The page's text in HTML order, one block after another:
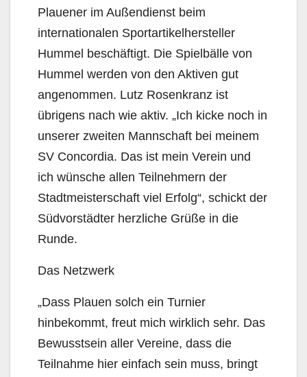
Plauener im Außendienst beim
internationalen Sportartikelhersteller
Hummel beschäftigt. Die Spielbälle von
Hummel werden von den Aktiven gut
angenommen. Lutz Rosenkranz ist
übrigens nach wie aktiv. „Ich kicke noch in
unserer zweiten Mannschaft bei meinem
SV Concordia. Das ist mein Verein und
ich wünsche allen Teilnehmern der
Stadtmeisterschaft viel Erfolg“, schickt der
Südvorstädter herzliche Grüße in die
Runde.
Das Netzwerk
„Dass Plauen solch ein Turnier
hinbekommt, freut mich wirklich sehr. Das
Bewusstsein aller Vereine, dass die
Teilnahme hier einfach sein muss, bringt